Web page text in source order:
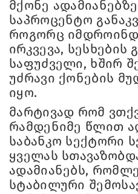
მქონე
საპროცენტო
როგორც
ირკვევა, სესხების
საფუძველი, ხშირ
უძრავი ქონების
იყო.
მარტივად რომ
რამდენიმე წლით
საბანკო სექტორი
ყველას
ადამიანებს,
სტაბილური